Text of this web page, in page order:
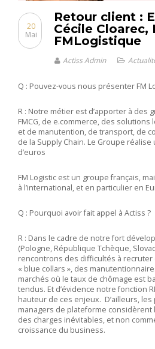
Retour client :
Cécile Cloarec,
FMLogistique
20
Mai
Actiss Admin
Q : Pouvez-vous nous présenter FM
R : Notre métier est d’apporter à des
FMCG, de e.commerce, des solutions
et de manutention, de transport, de
de la Supply Chain. Le Groupe
d’euros
FM Logistic est un groupe français,
à l’international, et en particulier en
Q : Pourquoi avoir fait appel à Actiss ?
R : Dans le cadre de notre fort
(Pologne, République Tchèque,
rencontrons des difficultés à
« blue collars », des
marchés où le taux de chômage est
tendus. Et d’évidence notre fonction
hauteur de ces enjeux. D’ailleurs,
managers de plateforme considèrent
des charges inévitables, et non
croissance du business.